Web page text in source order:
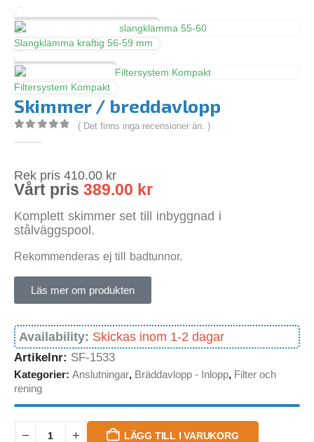
Slangklämma kraftig 56-59 mm
Filtersystem Kompakt
Skimmer / breddavlopp
( Det finns inga recensioner än. )
Rek pris 410.00 kr
Vårt pris 389.00 kr
Komplett skimmer set till inbyggnad i
stålväggspool.
Rekommenderas ej till badtunnor.
Läs mer om produkten
Availability: Skickas inom 1-2 dagar
Artikelnr: SF-1533
Kategorier: Anslutningar, Bräddavlopp - Inlopp, Filter och
rening
LÄGG TILL I VARUKORG